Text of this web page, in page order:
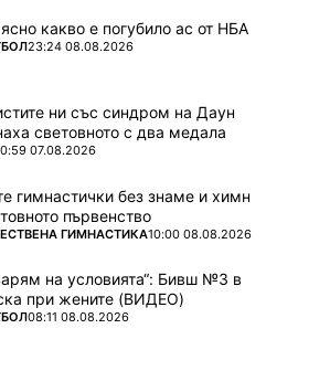
какво е погубило ас от НБА
ОТ 23:24 08.08.2026
ни със синдром на Даун
световното с два медала
ОТ 07.08.2026
гимнастички без знаме и химн
първенство
ОТ ГИМНАСТИКА10:00 08.08.2026
на условията“: Бивш №3 в
при жените (ВИДЕО)
ОТ 08:11 08.08.2026